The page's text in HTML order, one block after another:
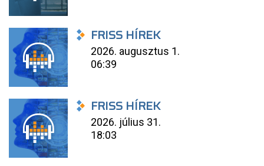
FRISS HÍREK
2026. augusztus 1.
06:39
FRISS HÍREK
2026. július 31.
18:03